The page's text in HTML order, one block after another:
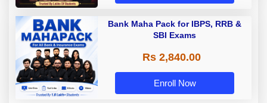
Bank Maha Pack for IBPS, RRB &
SBI Exams
Rs 2,840.00
Enroll Now